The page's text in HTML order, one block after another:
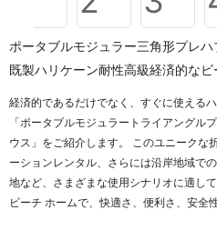
ポータブルモジュラー三角形プレ
既製ハリケーン耐性高級経済的な
経済的であるだけでなく、すぐに使える
「ポータブルモジュラートライアングル
ウス」をご紹介します。 このユニークな
ーションレンタル、さらには沿岸地域で
地など、さまざまな使用シナリオに適し
ビーチ ホームで、快適さ、便利さ、安全